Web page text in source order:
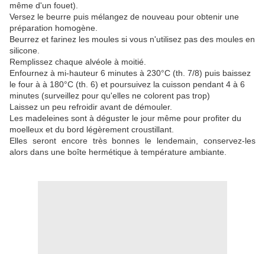
même d'un fouet).
Versez le beurre puis mélangez de nouveau pour obtenir une
préparation homogène.
Beurrez et farinez les moules si vous n'utilisez pas des moules en
silicone.
Remplissez chaque alvéole à moitié.
Enfournez à mi-hauteur 6 minutes à 230°C (th. 7/8) puis baissez
le four à à 180°C (th. 6) et poursuivez la cuisson pendant 4 à 6
minutes (surveillez pour qu'elles ne colorent pas trop)
Laissez un peu refroidir avant de démouler.
Les madeleines sont à déguster le jour même pour profiter du
moelleux et du bord légèrement croustillant.
Elles seront encore très bonnes le lendemain, conservez-les
alors dans une boîte hermétique à température ambiante.